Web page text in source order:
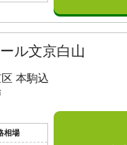
ル文京白山
本駒込
相場